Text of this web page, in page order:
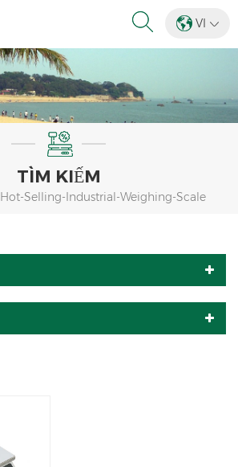
VI
TÌM KIẾM
Hot-Selling-Industrial-Weighing-Scale